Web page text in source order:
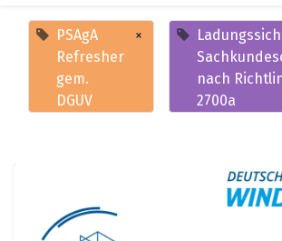
PSAgA
Refresher
gem.
DGUV
×
nach
2700a